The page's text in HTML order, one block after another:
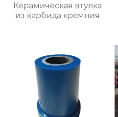
Керамическая втулка
из карбида кремния